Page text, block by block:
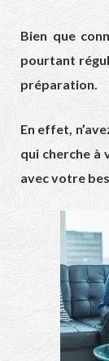
Bien que
pourtant
préparation.
En effet,
qui cherche à
avec votre